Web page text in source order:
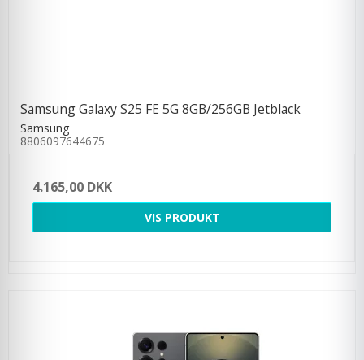
Samsung Galaxy S25 FE 5G 8GB/256GB Jetblack
Samsung
8806097644675
4.165,00 DKK
VIS PRODUKT